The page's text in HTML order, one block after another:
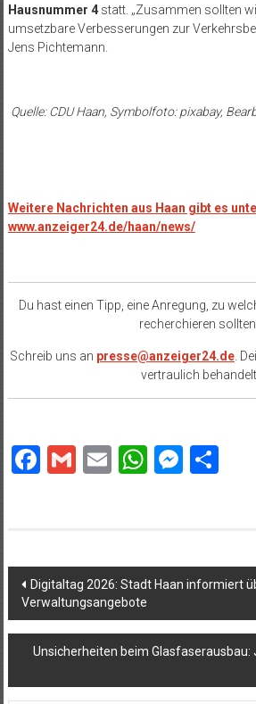
Hausnummer 4statt. „Zusammen sollten
umsetzbare Verbesserungen zur
Jens Pichtemann.
Quelle: CDU Haan, Symbolfoto: pixabay,
Weitere Nachrichten aus Haan gibt es
www.anzeiger24.de/haan/news/
Du hast einen Tipp, eine Anregung, zu
recherchieren
Schreib uns an presse@anzeiger24.de .
vertraulich
Facebook
Gmail
Email
Beitragsnavigation
Digitaltag 2026: Stadt Haan informiert
Verwaltungsangebote
Unsicherheiten beim Glasfaserausbau: